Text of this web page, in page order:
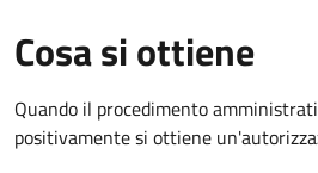
Cosa si ottiene
Quando il procedimento
positivamente si ottiene